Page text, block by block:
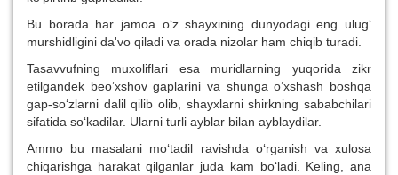
Bu borada har jamoa o‘z shayxining dunyodagi eng ulug‘
murshidligini da'vo qiladi va orada nizolar ham chiqib turadi.
Tasavvufning muxoliflari esa muridlarning yuqorida zikr
etilgandek beo‘xshov gaplarini va shunga o‘xshash boshqa
gap-so‘zlarni dalil qilib olib, shayxlarni shirkning sababchilari
sifatida so‘kadilar. Ularni turli ayblar bilan ayblaydilar.
Ammo bu masalani mo‘tadil ravishda o‘rganish va xulosa
chiqarishga harakat qilganlar juda kam bo‘ladi. Keling, ana